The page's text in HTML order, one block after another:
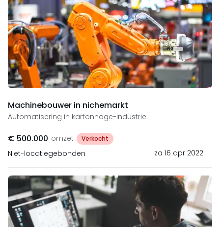
Machinebouwer in nichemarkt
Automatisering in kartonnage-industrie
€ 500.000 omzet Verkocht
Niet-locatiegebonden za 16 apr 2022